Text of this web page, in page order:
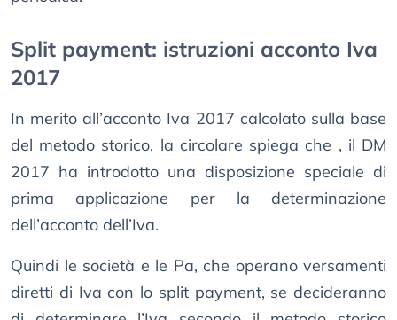
Split payment: istruzioni acconto Iva
2017
In merito all’acconto Iva 2017 calcolato sulla base
del metodo storico, la circolare spiega che , il DM
2017 ha introdotto una disposizione speciale di
prima applicazione per la determinazione
dell’acconto dell’Iva.
Quindi le società e le Pa, che operano versamenti
diretti di Iva con lo split payment, se decideranno